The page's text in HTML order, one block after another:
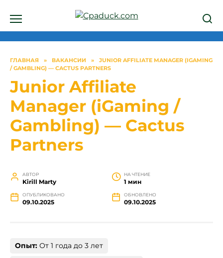
ГЛАВНАЯ » ВАКАНСИИ »
JUNIOR AFFILIATE MANAGER (IGAMING
/ GAMBLING) — CACTUS PARTNERS
Junior Affiliate
Manager (iGaming /
Gambling) — Cactus
Partners
АВТОР
Kirill Marty
НА ЧТЕНИЕ
1 мин
ОПУБЛИКОВАНО
09.10.2025
ОБНОВЛЕНО
09.10.2025
Опыт: От 1 года до 3 лет